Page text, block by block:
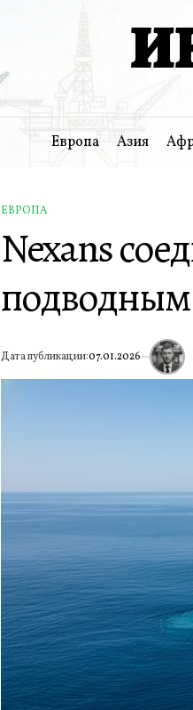
Европа Азия
ОПУБЛИКОВАНО
В
ЕВРОПА
Nexans
Дата публикации:07.01.2026 ИА